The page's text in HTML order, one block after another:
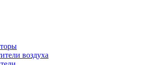
воздуха